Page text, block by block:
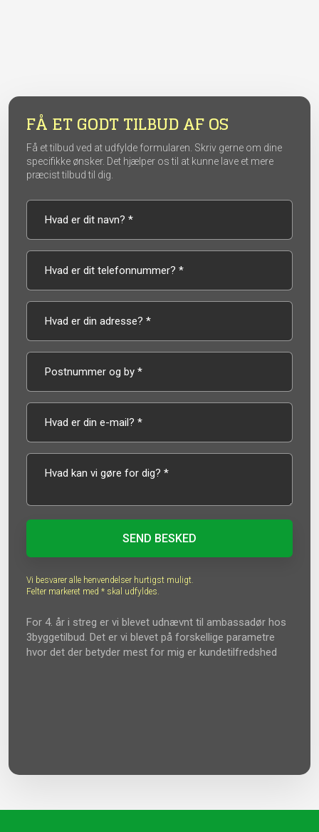
FÅ ET GODT TILBUD AF OS
Få et tilbud ved at udfylde formularen. Skriv gerne om dine
specifikke ønsker. Det hjælper os til at kunne lave et mere
præcist tilbud til dig.
Vi besvarer alle henvendelser hurtigst muligt.
Felter markeret med * skal udfyldes.​
For 4. år i streg er vi blevet udnævnt til ambassadør hos​
3byggetilbud. Det er vi blevet på forskellige parametre
hvor det der betyder mest for mig er kundetilfredshed